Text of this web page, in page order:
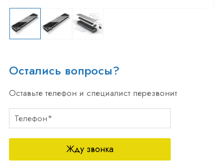
Остались вопросы?
Оставьте телефон и специалист перезвонит
Жду звонка